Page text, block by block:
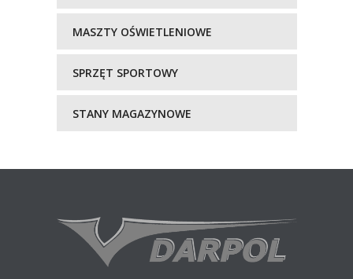
MASZTY OŚWIETLENIOWE
SPRZĘT SPORTOWY
STANY MAGAZYNOWE